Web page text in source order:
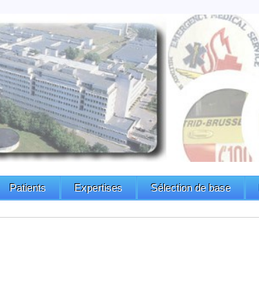
Patients Expertises Sélection de base